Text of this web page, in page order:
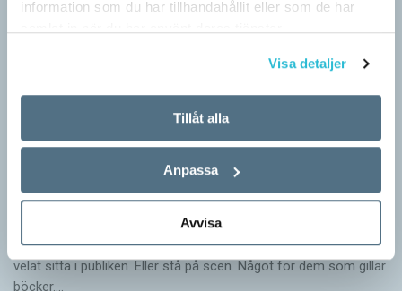
information som du har tillhandahållit eller som de har
Visa detaljer
Tillåt alla
Anpassa
Avvisa
Skapa ett eget event
Du tycker att det saknas något. Ett arrangemang där du hade
velat sitta i publiken. Eller stå på scen. Något för dem som gillar
böcker.…